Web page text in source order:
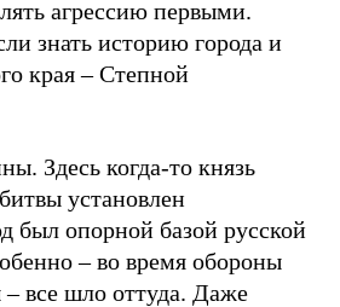
агрессию первыми.
знать историю города и
края – Степной
Здесь когда-то князь
установлен
был опорной базой русской
– во время обороны
все шло оттуда. Даже